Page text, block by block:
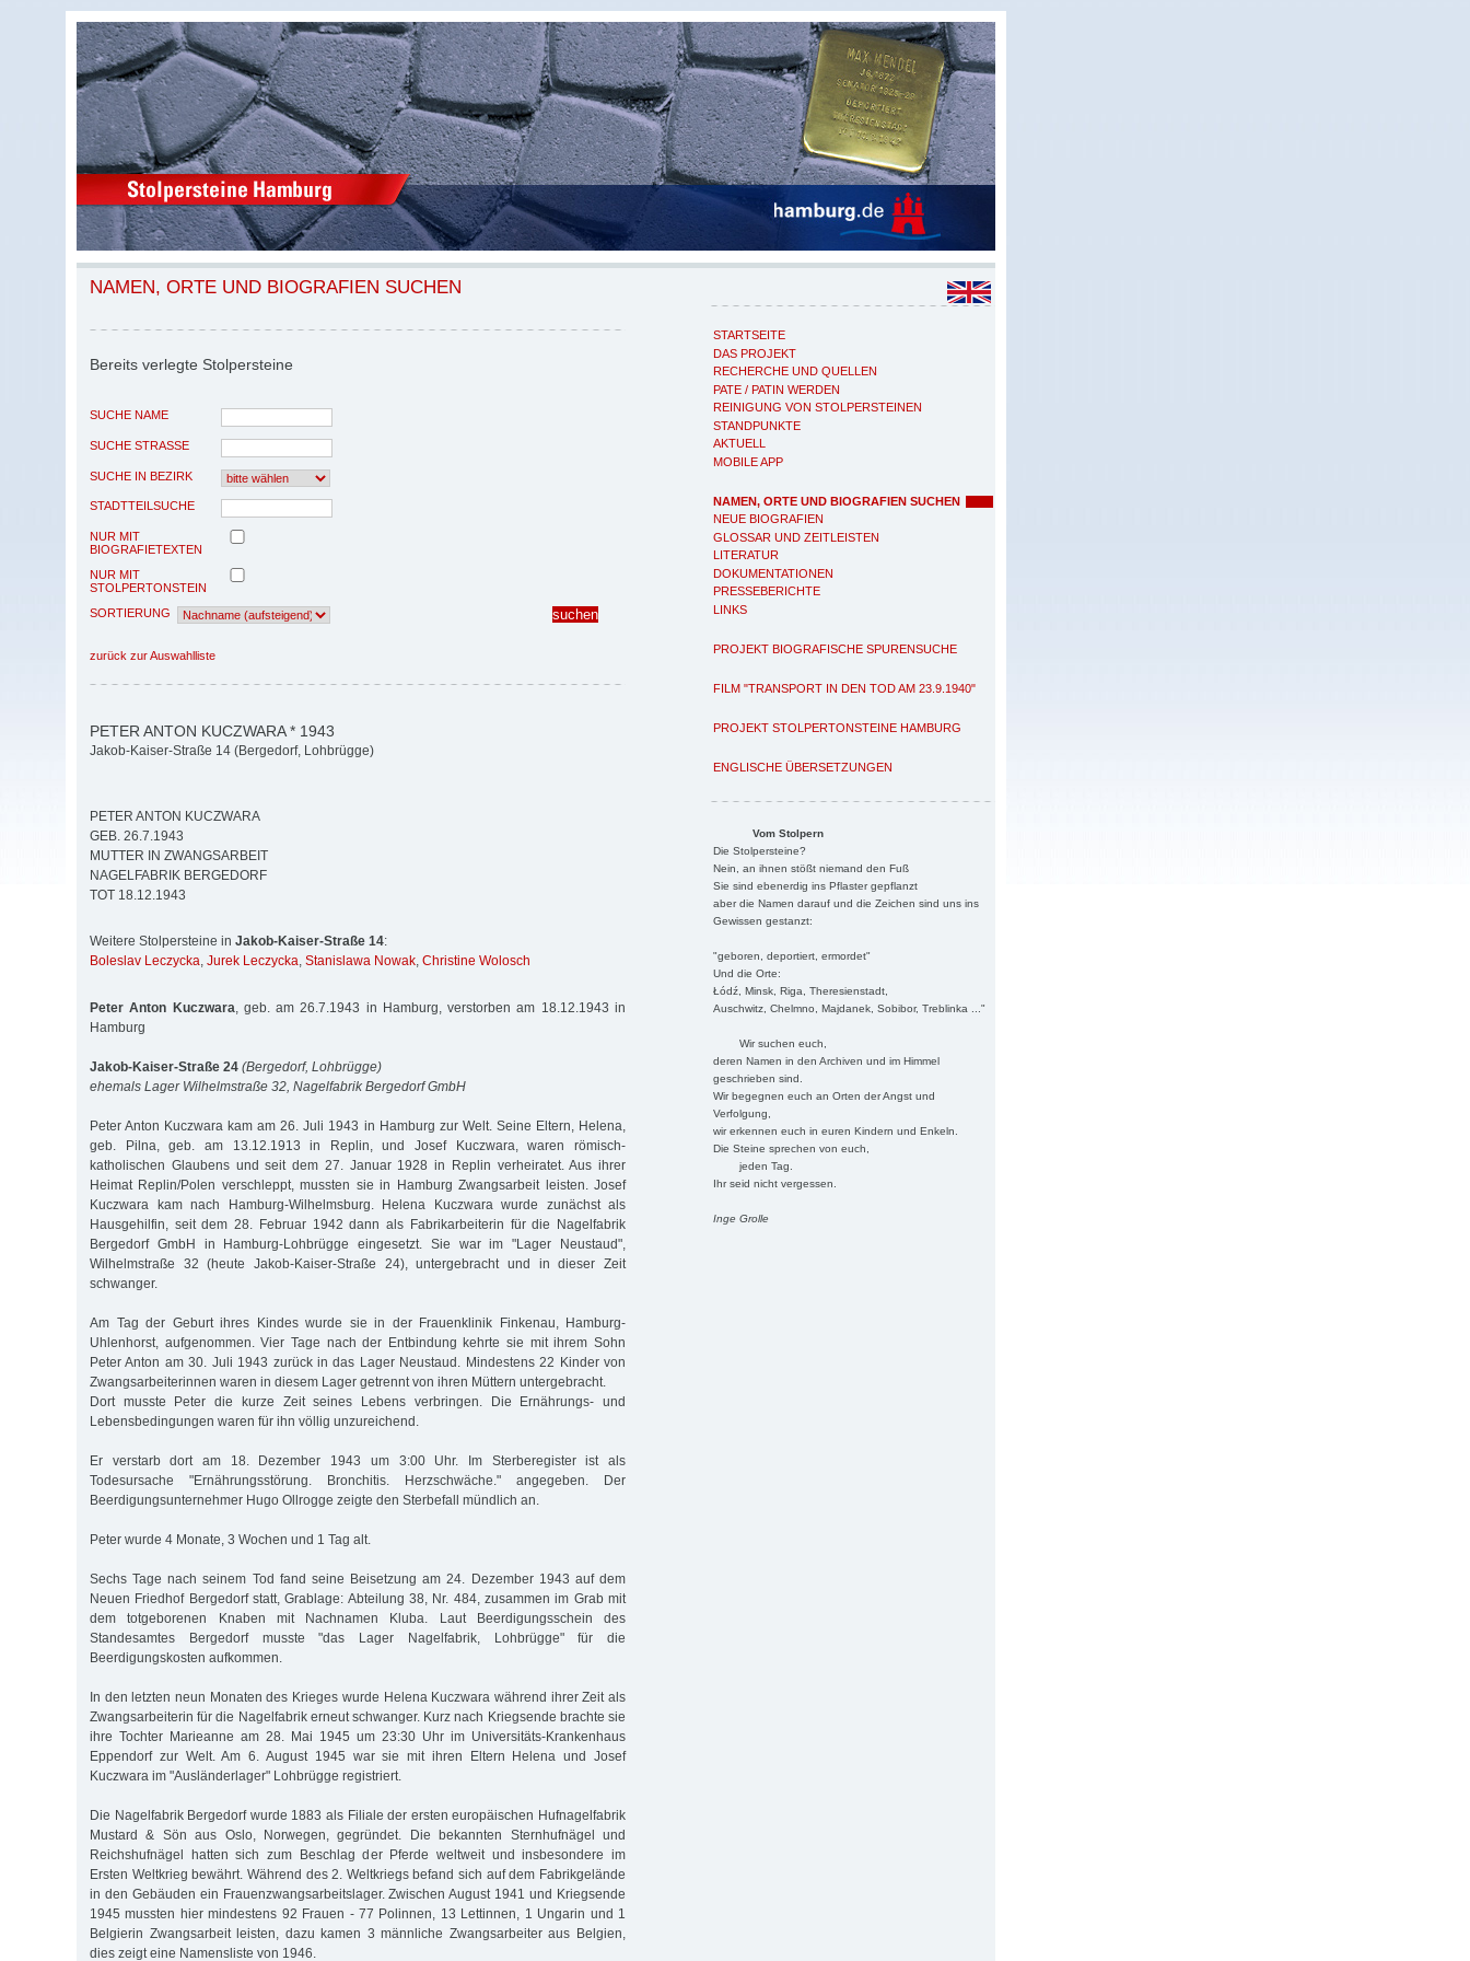
STARTSEITE
DAS PROJEKT
RECHERCHE UND QUELLEN
PATE / PATIN WERDEN
REINIGUNG VON STOLPERSTEINEN
STANDPUNKTE
AKTUELL
MOBILE APP
NAMEN, ORTE UND BIOGRAFIEN SUCHEN
NEUE BIOGRAFIEN
GLOSSAR UND ZEITLEISTEN
LITERATUR
DOKUMENTATIONEN
PRESSEBERICHTE
LINKS
PROJEKT BIOGRAFISCHE SPURENSUCHE
FILM "TRANSPORT IN DEN TOD AM 23.9.1940"
PROJEKT STOLPERTONSTEINE HAMBURG
ENGLISCHE ÜBERSETZUNGEN
Vom Stolpern
Die Stolpersteine?
Nein, an ihnen stößt niemand den Fuß
Sie sind ebenerdig ins Pflaster gepflanzt
aber die Namen darauf und die Zeichen sind uns ins
Gewissen gestanzt:
"geboren, deportiert, ermordet"
Und die Orte:
Łódź, Minsk, Riga, Theresienstadt,
Auschwitz, Chelmno, Majdanek, Sobibor, Treblinka ..."
Wir suchen euch,
deren Namen in den Archiven und im Himmel
geschrieben sind.
Wir begegnen euch an Orten der Angst und
Verfolgung,
wir erkennen euch in euren Kindern und Enkeln.
Die Steine sprechen von euch,
jeden Tag.
Ihr seid nicht vergessen.
Inge Grolle
NAMEN, ORTE UND BIOGRAFIEN SUCHEN
Bereits verlegte Stolpersteine
SUCHE NAME
SUCHE STRASSE
SUCHE IN BEZIRK
STADTTEILSUCHE
NUR MIT
BIOGRAFIETEXTEN
NUR MIT
STOLPERTONSTEIN
SORTIERUNG
zurück zur Auswahlliste
PETER ANTON KUCZWARA * 1943
Jakob-Kaiser-Straße 14 (Bergedorf, Lohbrügge)
PETER ANTON KUCZWARA
GEB. 26.7.1943
MUTTER IN ZWANGSARBEIT
NAGELFABRIK BERGEDORF
TOT 18.12.1943
Weitere Stolpersteine in Jakob-Kaiser-Straße 14:
Boleslav Leczycka, Jurek Leczycka, Stanislawa Nowak, Christine Wolosch
Peter Anton Kuczwara , geb. am 26.7.1943 in Hamburg, verstorben am 18.12.1943 in
Hamburg
Jakob-Kaiser-Straße 24 (Bergedorf, Lohbrügge)
ehemals Lager Wilhelmstraße 32, Nagelfabrik Bergedorf GmbH
Peter Anton Kuczwara kam am 26. Juli 1943 in Hamburg zur Welt. Seine Eltern, Helena,
geb. Pilna, geb. am 13.12.1913 in Replin, und Josef Kuczwara, waren römisch-
katholischen Glaubens und seit dem 27. Januar 1928 in Replin verheiratet. Aus ihrer
Heimat Replin/Polen verschleppt, mussten sie in Hamburg Zwangsarbeit leisten. Josef
Kuczwara kam nach Hamburg-Wilhelmsburg. Helena Kuczwara wurde zunächst als
Hausgehilfin, seit dem 28. Februar 1942 dann als Fabrikarbeiterin für die Nagelfabrik
Bergedorf GmbH in Hamburg-Lohbrügge eingesetzt. Sie war im "Lager Neustaud",
Wilhelmstraße 32 (heute Jakob-Kaiser-Straße 24), untergebracht und in dieser Zeit
schwanger.
Am Tag der Geburt ihres Kindes wurde sie in der Frauenklinik Finkenau, Hamburg-
Uhlenhorst, aufgenommen. Vier Tage nach der Entbindung kehrte sie mit ihrem Sohn
Peter Anton am 30. Juli 1943 zurück in das Lager Neustaud. Mindestens 22 Kinder von
Zwangsarbeiterinnen waren in diesem Lager getrennt von ihren Müttern untergebracht.
Dort musste Peter die kurze Zeit seines Lebens verbringen. Die Ernährungs- und
Lebensbedingungen waren für ihn völlig unzureichend.
Er verstarb dort am 18. Dezember 1943 um 3:00 Uhr. Im Sterberegister ist als
Todesursache "Ernährungsstörung. Bronchitis. Herzschwäche." angegeben. Der
Beerdigungsunternehmer Hugo Ollrogge zeigte den Sterbefall mündlich an.
Peter wurde 4 Monate, 3 Wochen und 1 Tag alt.
Sechs Tage nach seinem Tod fand seine Beisetzung am 24. Dezember 1943 auf dem
Neuen Friedhof Bergedorf statt, Grablage: Abteilung 38, Nr. 484, zusammen im Grab mit
dem totgeborenen Knaben mit Nachnamen Kluba. Laut Beerdigungsschein des
Standesamtes Bergedorf musste "das Lager Nagelfabrik, Lohbrügge" für die
Beerdigungskosten aufkommen.
In den letzten neun Monaten des Krieges wurde Helena Kuczwara während ihrer Zeit als
Zwangsarbeiterin für die Nagelfabrik erneut schwanger. Kurz nach Kriegsende brachte sie
ihre Tochter Marieanne am 28. Mai 1945 um 23:30 Uhr im Universitäts-Krankenhaus
Eppendorf zur Welt. Am 6. August 1945 war sie mit ihren Eltern Helena und Josef
Kuczwara im "Ausländerlager" Lohbrügge registriert.
Die Nagelfabrik Bergedorf wurde 1883 als Filiale der ersten europäischen Hufnagelfabrik
Mustard & Sön aus Oslo, Norwegen, gegründet. Die bekannten Sternhufnägel und
Reichshufnägel hatten sich zum Beschlag der Pferde weltweit und insbesondere im
Ersten Weltkrieg bewährt. Während des 2. Weltkriegs befand sich auf dem Fabrikgelände
in den Gebäuden ein Frauenzwangsarbeitslager. Zwischen August 1941 und Kriegsende
1945 mussten hier mindestens 92 Frauen - 77 Polinnen, 13 Lettinnen, 1 Ungarin und 1
Belgierin Zwangsarbeit leisten, dazu kamen 3 männliche Zwangsarbeiter aus Belgien,
dies zeigt eine Namensliste von 1946.